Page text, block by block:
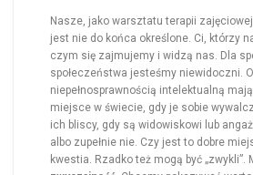
Nasze, jako warsztatu terapii
jest nie do końca określone. Ci, którzy
czym się zajmujemy i widzą nas. Dla
społeczeństwa jesteśmy niewidoczni.
niepełnosprawnością intelektualną
miejsce w świecie, gdy je sobie
ich bliscy, gdy są widowiskowi lub
albo zupełnie nie. Czy jest to dobre
kwestia. Rzadko też mogą być „zwykli”.